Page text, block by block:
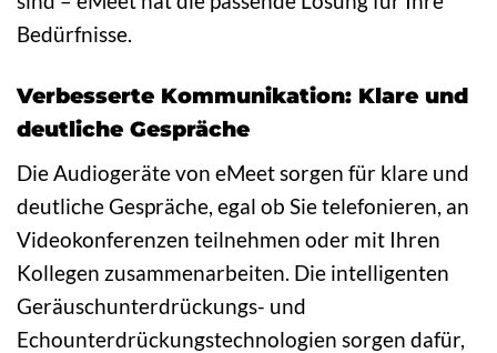
Bedürfnisse.
Verbesserte Kommunikation: Klare und
deutliche Gespräche
Die Audiogeräte von eMeet sorgen für klare und
deutliche Gespräche, egal ob Sie telefonieren, an
Videokonferenzen teilnehmen oder mit Ihren
Kollegen zusammenarbeiten. Die intelligenten
Geräuschunterdrückungs- und
Echounterdrückungstechnologien sorgen dafür,